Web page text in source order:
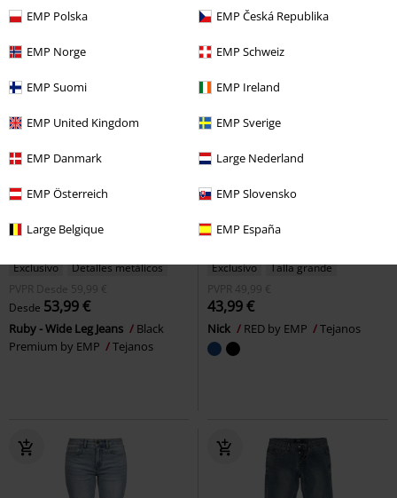
EMP Polska EMP Česká Republika
EMP Norge EMP Schweiz
EMP Suomi EMP Ireland
EMP United Kingdom EMP Sverige
EMP Danmark Large Nederland
EMP Österreich EMP Slovensko
Large Belgique EMP España
Black Premium by EMP Premium by EMP Tejanos
Exclusivo
Detalles metálicos
PVPR
Desde
59,99 €
Desde 53,99 €
Ruby - Wide Leg Jeans
Black
Premium by EMP
Tejanos
Exclusivo
Talla grande
PVPR 49,99 €
43,99 €
Nick RED by EMP Tejanos